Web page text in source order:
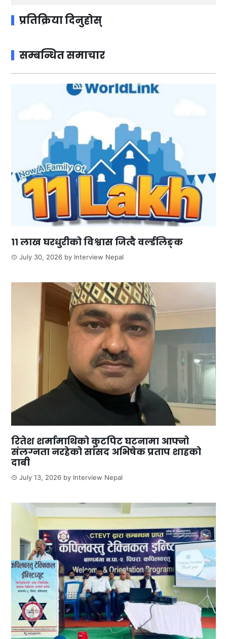
प्रतिक्रिया दिनुहोस्
सम्बन्धित समाचार
११ लाख घरधुरीको विश्वास जित्दै वर्ल्डलिङ्क
July 30, 2026 by Interview Nepal
रितेश शर्मामाथिको कुटपिट घटनामा आफ्नो
संलग्नता नरहेको सांसद अभिषेक प्रताप शाहको
दाबी
July 13, 2026 by Interview Nepal